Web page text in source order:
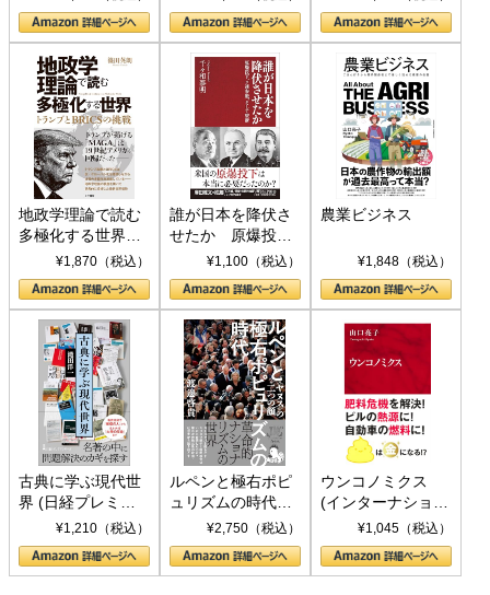
地政学理論で読む
多極化する世界：
トランプとBRICS
の挑戦
¥1,870（税込）
誰が日本を降伏さ
せたか 原爆投
下、ソ連参戦、そ
して聖断 (PHP新
書)
¥1,100（税込）
農業ビジネス
¥1,848（税込）
古典に学ぶ現代世
界 (日経プレミア
シリーズ)¥1,210（税込）
ルペンと極右ポピ
ュリズムの時代：
〈ヤヌス〉の二つ
の顔
¥2,750（税込）
ウンコノミクス
(インターナショナ
ル新書)¥1,045（税込）